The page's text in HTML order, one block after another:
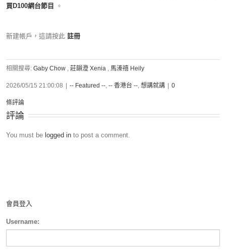
買D100網台節目
。
新建帳戶，這請按此 註冊
相關搜尋: Gaby Chow , 莊韻澄 Xenia , 馬溱禧 Heily
2026/05/15 21:00:08 -- Featured --, -- 香港台 --, 想講就講 0
條評論
評論
You must be logged in to post a comment.
會員登入
Username: